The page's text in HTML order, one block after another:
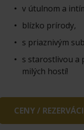
v útulnom a
blízko prírody,
s priaznivým
s starostlivou a
milých hostí!
CENY /